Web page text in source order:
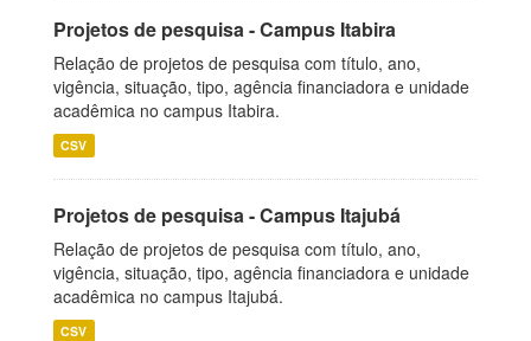
Projetos de pesquisa - Campus Itabira
Relação de projetos de pesquisa com título, ano,
vigência, situação, tipo, agência financiadora e unidade
acadêmica no campus Itabira.
CSV
Projetos de pesquisa - Campus Itajubá
Relação de projetos de pesquisa com título, ano,
vigência, situação, tipo, agência financiadora e unidade
acadêmica no campus Itajubá.
CSV